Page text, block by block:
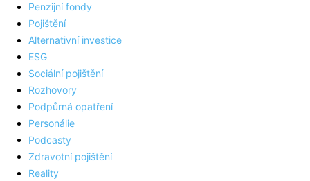
Penzijní fondy
Pojištění
Alternativní investice
ESG
Sociální pojištění
Rozhovory
Podpůrná opatření
Personálie
Podcasty
Zdravotní pojištění
Reality